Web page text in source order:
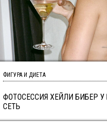
ФОТОСЕССИЯ ХЕЙЛИ БИБЕР
СЕТЬ
ФИГУРА И ДИЕТА